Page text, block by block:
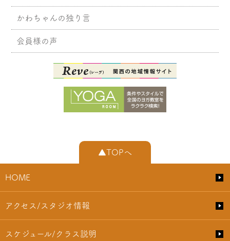
かわちゃんの独り言
会員様の声
▲TOPへ
HOME
アクセス/スタジオ情報
スケジュール/クラス説明